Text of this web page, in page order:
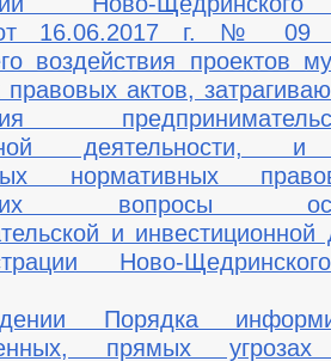
от 16.06.2017 г. № 09
воздействия проектов
актов,
деятельности, и
нормативных
вопросы
и инвестиционной
Ново-
Порядка
прямых